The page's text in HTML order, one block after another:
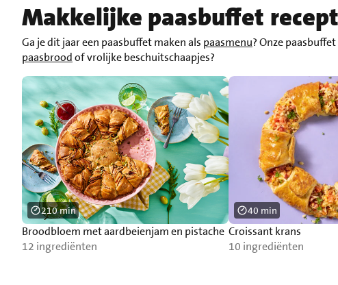
Makkelijke paasbuffet
Ga je dit jaar een paasbuffet maken als paasmenu? Onze
paasbroodof vrolijke beschuitschaapjes?
Broodbloem met aardbeienjam en pistache
12 ingrediënten
210 min
Croissant krans
10 ingrediënten
40 min